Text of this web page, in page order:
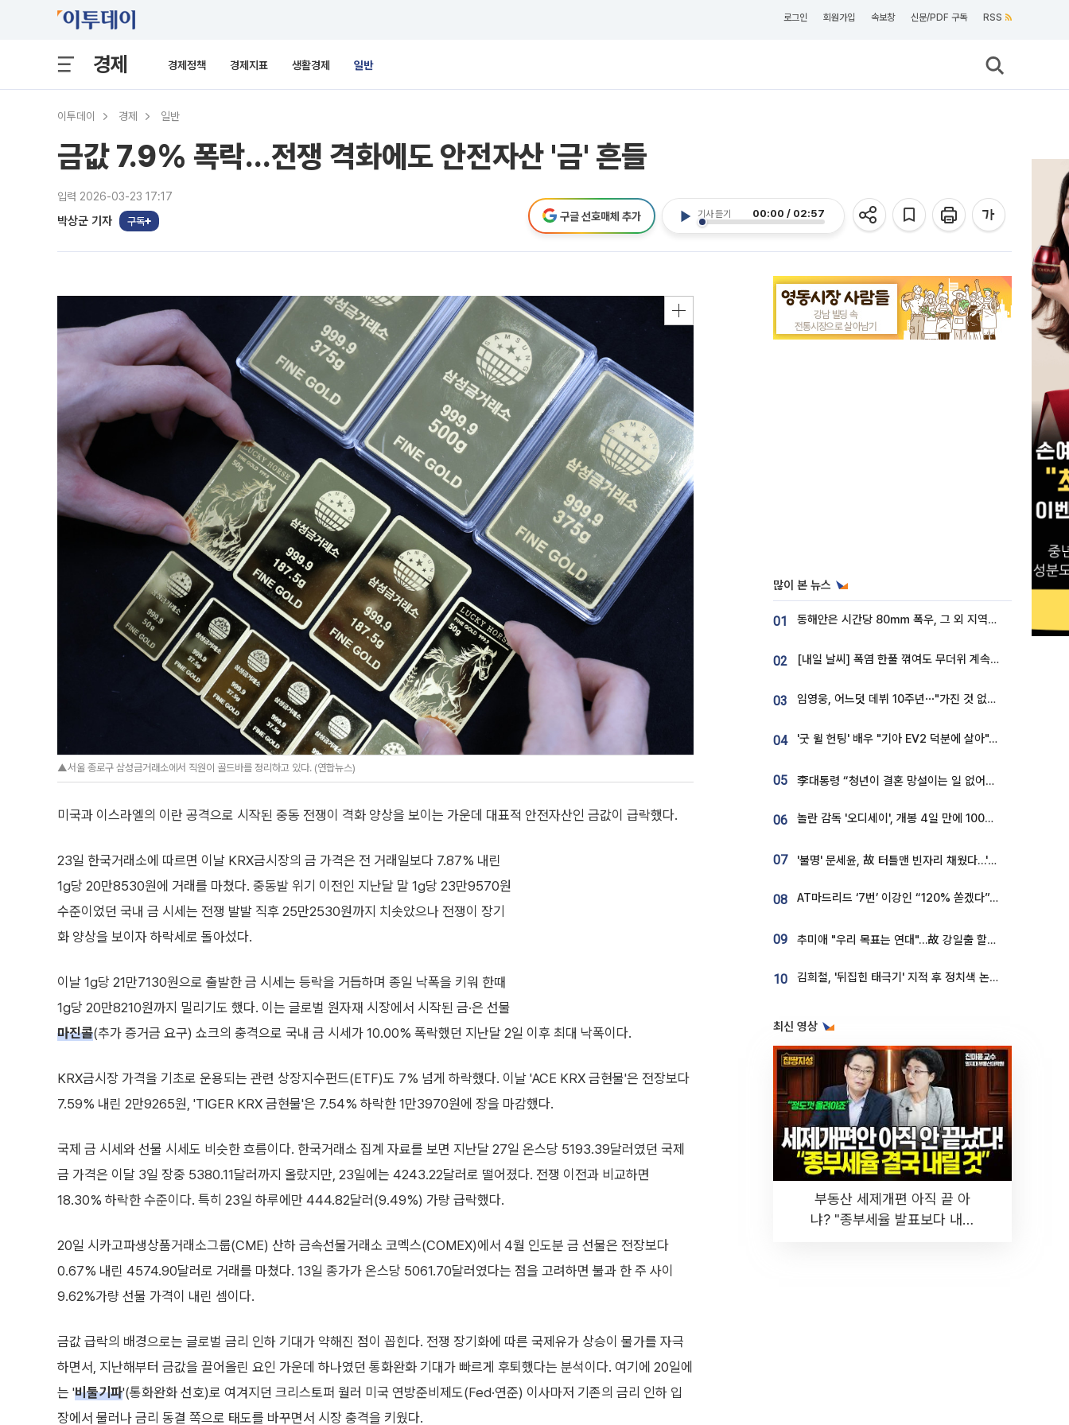
로그인 회원가입 속보창 신문/PDF 구독 RSS
경제 경제정책 경제지표 생활경제 일반
이투데이 경제 일반
금값 7.9% 폭락…전쟁 격화에도 안전자산 '금' 흔들
입력 2026-03-23 17:17
박상군 기자 구독
기사 듣기 00:00 / 02:57
구글 선호매체 추가
▲서울 종로구 삼성금거래소에서 직원이 골드바를 정리하고 있다. (연합뉴스)
미국과 이스라엘의 이란 공격으로 시작된 중동 전쟁이 격화 양상을 보이는 가운데 대표적 안전자산인 금값이 급락했다.
23일 한국거래소에 따르면 이날 KRX금시장의 금 가격은 전 거래일보다 7.87% 내린
1g당 20만8530원에 거래를 마쳤다. 중동발 위기 이전인 지난달 말 1g당 23만9570원
수준이었던 국내 금 시세는 전쟁 발발 직후 25만2530원까지 치솟았으나 전쟁이 장기
화 양상을 보이자 하락세로 돌아섰다.
이날 1g당 21만7130원으로 출발한 금 시세는 등락을 거듭하며 종일 낙폭을 키워 한때
1g당 20만8210원까지 밀리기도 했다. 이는 글로벌 원자재 시장에서 시작된 금·은 선물
마진콜(추가 증거금 요구) 쇼크의 충격으로 국내 금 시세가 10.00% 폭락했던 지난달 2일 이후 최대 낙폭이다.
KRX금시장 가격을 기초로 운용되는 관련 상장지수펀드(ETF)도 7% 넘게 하락했다. 이날 'ACE KRX 금현물'은 전장보다
7.59% 내린 2만9265원, 'TIGER KRX 금현물'은 7.54% 하락한 1만3970원에 장을 마감했다.
국제 금 시세와 선물 시세도 비슷한 흐름이다. 한국거래소 집계 자료를 보면 지난달 27일 온스당 5193.39달러였던 국제
금 가격은 이달 3일 장중 5380.11달러까지 올랐지만, 23일에는 4243.22달러로 떨어졌다. 전쟁 이전과 비교하면
18.30% 하락한 수준이다. 특히 23일 하루에만 444.82달러(9.49%) 가량 급락했다.
20일 시카고파생상품거래소그룹(CME) 산하 금속선물거래소 코멕스(COMEX)에서 4월 인도분 금 선물은 전장보다
0.67% 내린 4574.90달러로 거래를 마쳤다. 13일 종가가 온스당 5061.70달러였다는 점을 고려하면 불과 한 주 사이
9.62%가량 선물 가격이 내린 셈이다.
금값 급락의 배경으로는 글로벌 금리 인하 기대가 약해진 점이 꼽힌다. 전쟁 장기화에 따른 국제유가 상승이 물가를 자극
하면서, 지난해부터 금값을 끌어올린 요인 가운데 하나였던 통화완화 기대가 빠르게 후퇴했다는 분석이다. 여기에 20일에
는 '비둘기파'(통화완화 선호)로 여겨지던 크리스토퍼 월러 미국 연방준비제도(Fed·연준) 이사마저 기존의 금리 인하 입
장에서 물러나 금리 동결 쪽으로 태도를 바꾸면서 시장 충격을 키웠다.
많이 본 뉴스
01 동해안은 시간당 80㎜ 폭우, 그 외 지역은 폭염…‘극과 극 날씨’
02 [내일 날씨] 폭염 한풀 꺾여도 무더위 계속⋯동해안 이틀 연속 비
03 임영웅, 어느덧 데뷔 10주년⋯"가진 것 없던 시절, 내 앞엔 20명의 팬뿐"
04 '굿 윌 헌팅' 배우 "기아 EV2 덕분에 살아"…교통사고 후 안전성 극찬
05 李대통령 “청년이 결혼 망설이는 일 없어야...제도상 불이익 조사”
06 놀란 감독 '오디세이', 개봉 4일 만에 100만 돌파⋯'왕사남' 보다 빠르다
07 '불명' 문세윤, 故 터틀맨 빈자리 채웠다…'거북이' 눈물의 최종 우승
08 AT마드리드 ‘7번’ 이강인 “120% 쏟겠다”⋯시메오네 감독 “필요한 선수”
09 추미애 "우리 목표는 연대"…故 강일출 할머니 흉상 제막
10 김희철, '뒤집힌 태극기' 지적 후 정치색 논란…"좌우 떠나 우리나라 국기"
최신 영상
부동산 세제개편 아직 끝 아
냐? "종부세율 발표보다 내릴